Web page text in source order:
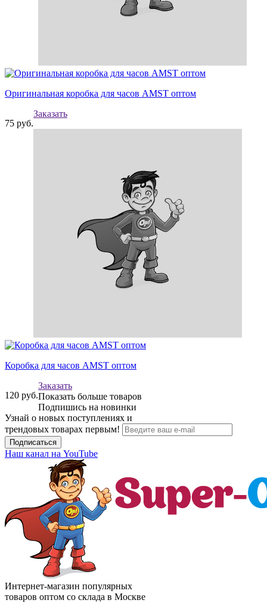
Оригинальная коробка для часов AMST оптом
75 руб.
Заказать
Коробка для часов AMST оптом
120 руб.
Заказать
Показать больше товаров
Подпишись на новинки
Узнай о новых поступлениях и
трендовых товарах первым!
Подписаться
Наш канал на YouTube
Интернет-магазин популярных
товаров оптом со склада в Москве